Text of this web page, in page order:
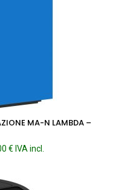
MA-N LAMBDA –
€Fascia
da
IVA incl.